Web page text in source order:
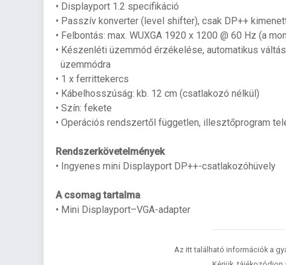
• Displayport 1.2 specifikáció
• Passzív konverter (level shifter), csak DP++
• Felbontás: max. WUXGA 1920 x 1200 @ 60 Hz (a
• Készenléti üzemmód érzékelése, automatikus
üzemmódra
• 1 x ferrittekercs
• Kábelhosszúság: kb. 12 cm (csatlakozó nélkül)
• Szín: fekete
• Operációs rendszertől független, illesztőprogram
Rendszerkövetelmények
• Ingyenes mini Displayport DP++-csatlakozóhüvely
A csomag tartalma
• Mini Displayport–VGA-adapter
Az itt található információk a